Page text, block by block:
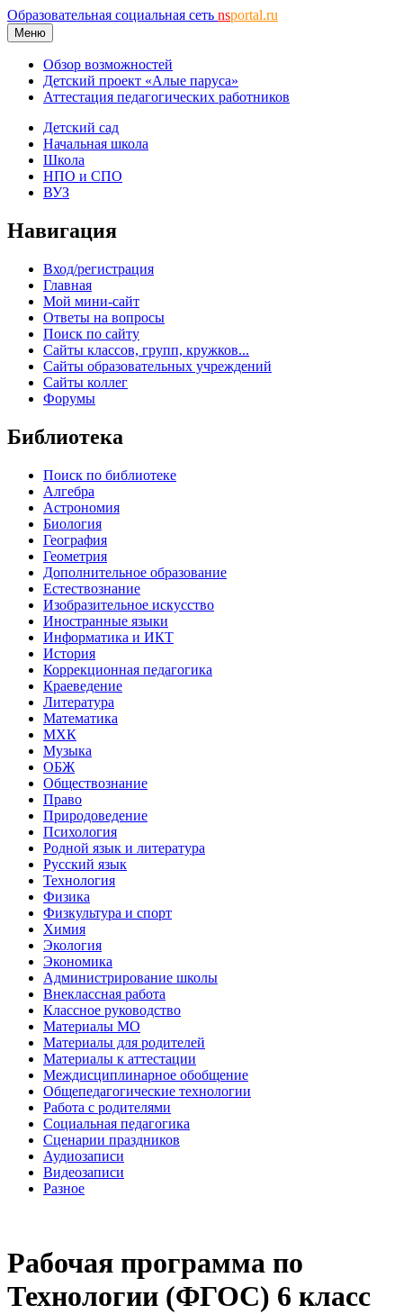
Образовательная социальная сеть nsportal.ru
Меню
Обзор возможностей
Детский проект «Алые паруса»
Аттестация педагогических работников
Детский сад
Начальная школа
Школа
НПО и СПО
ВУЗ
Навигация
Вход/регистрация
Главная
Мой мини-сайт
Ответы на вопросы
Поиск по сайту
Сайты классов, групп, кружков...
Сайты образовательных учреждений
Сайты коллег
Форумы
Библиотека
Поиск по библиотеке
Алгебра
Астрономия
Биология
География
Геометрия
Дополнительное образование
Естествознание
Изобразительное искусство
Иностранные языки
Информатика и ИКТ
История
Коррекционная педагогика
Краеведение
Литература
Математика
МХК
Музыка
ОБЖ
Обществознание
Право
Природоведение
Психология
Родной язык и литература
Русский язык
Технология
Физика
Физкультура и спорт
Химия
Экология
Экономика
Администрирование школы
Внеклассная работа
Классное руководство
Материалы МО
Материалы для родителей
Материалы к аттестации
Междисциплинарное обобщение
Общепедагогические технологии
Работа с родителями
Социальная педагогика
Сценарии праздников
Аудиозаписи
Видеозаписи
Разное
Рабочая программа по
Технологии (ФГОС) 6 класс